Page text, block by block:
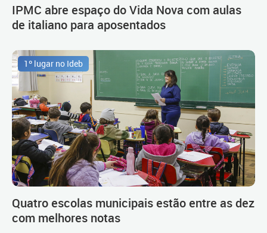
IPMC abre espaço do Vida Nova com aulas
de italiano para aposentados
1º lugar no Ideb
Quatro escolas municipais estão entre as dez
com melhores notas